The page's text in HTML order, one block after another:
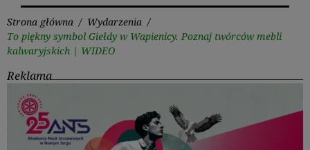
Strona główna / Wydarzenia /
To piękny symbol Giełdy w Wapienicy. Poznaj twórców mebli
kalwaryjskich | WIDEO
Reklama